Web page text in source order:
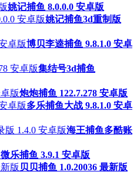
姚记捕鱼 8.0.0.0 安卓版
姚记捕鱼3d重制版
博贝李逵捕鱼 9.8.1.0 安卓
集结号3d捕鱼
炮炮捕鱼 122.7.278 安卓版
多乐捕鱼大战 9.8.1.0 安卓
海王捕鱼多酷账
微乐捕鱼 3.9.1 安卓版
贝贝捕鱼 1.0.20036 最新版